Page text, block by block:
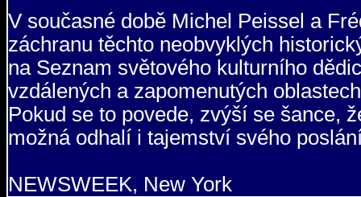
V současné době Michel Peissel a
záchranu těchto neobvyklých
na Seznam světového kulturního
vzdálených a zapomenutých
Pokud se to povede, zvýší se šance,
možná odhalí i tajemství svého
NEWSWEEK, New York